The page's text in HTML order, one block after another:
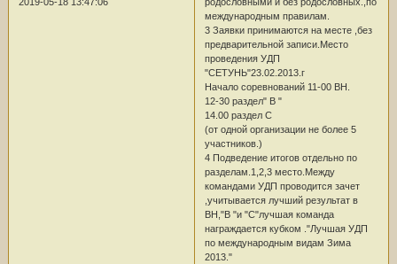
международным правилам.
3 Заявки принимаются на месте ,без
предварительной записи.Место
проведения УДП
"CЕТУНЬ"23.02.2013.г
Начало соревнований 11-00 BH.
12-30 раздел" B "
14.00 раздел C
(от одной организации не более 5
участников.)
4 Подведение итогов отдельно по
разделам.1,2,3 место.Между
командами УДП проводится зачет
,учитывается лучший результат в
BH,"B "и "С"лучшая команда
награждается кубком ."Лучшая УДП
по международным видам Зима
2013."